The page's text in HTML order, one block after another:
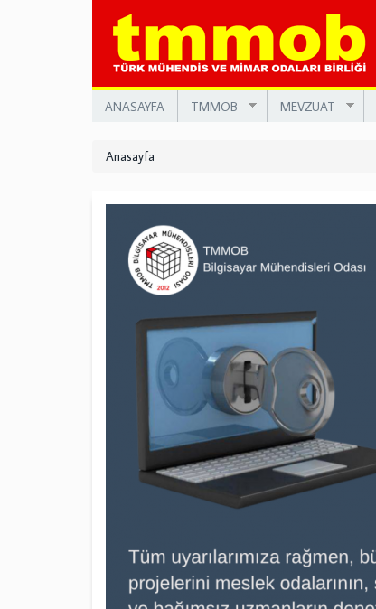
ANASAYFA TMMOB MEVZUAT
Anasayfa